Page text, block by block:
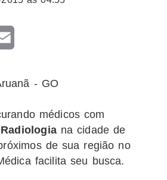
Email
médicos com
Radiologiana cidade de
de sua região no
facilita seu busca.